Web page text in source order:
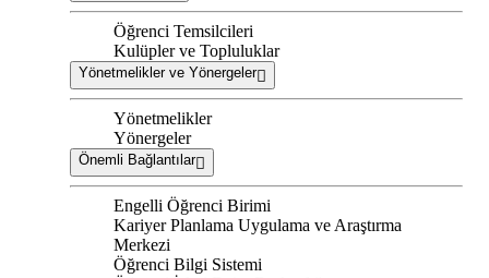
Öğrenci Temsilcileri
Kulüpler ve Topluluklar
Yönetmelikler ve Yönergeler
Yönetmelikler
Yönergeler
Önemli Bağlantılar
Engelli Öğrenci Birimi
Kariyer Planlama Uygulama ve Araştırma
Merkezi
Öğrenci Bilgi Sistemi